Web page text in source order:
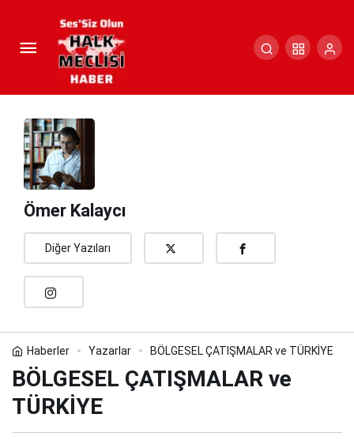
Ömer Kalaycı
Diğer Yazıları
Haberler Yazarlar BÖLGESEL ÇATIŞMALAR ve TÜRKİYE
BÖLGESEL ÇATIŞMALAR ve
TÜRKİYE
BÖLGESEL ÇATIŞMALAR ve
TÜRKİYE
Yorum Yap